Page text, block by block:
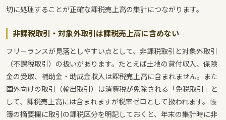
切に処理することが正確な課税売上高の集計につながります。
非課税取引・対象外取引は課税売上高に含めない
フリーランスが見落としやすい点として、非課税取引と対象外取引
（不課税取引）の扱いがあります。たとえば土地の貸付収入、保険
金の受取、補助金・助成金収入は課税売上高に含まれません。また
国外向けの取引（輸出取引）は消費税が免除される「免税取引」と
して、課税売上高には含まれますが税率ゼロとして扱われます。帳
簿の摘要欄に取引の課税区分を明記しておくと、年末の集計時に非